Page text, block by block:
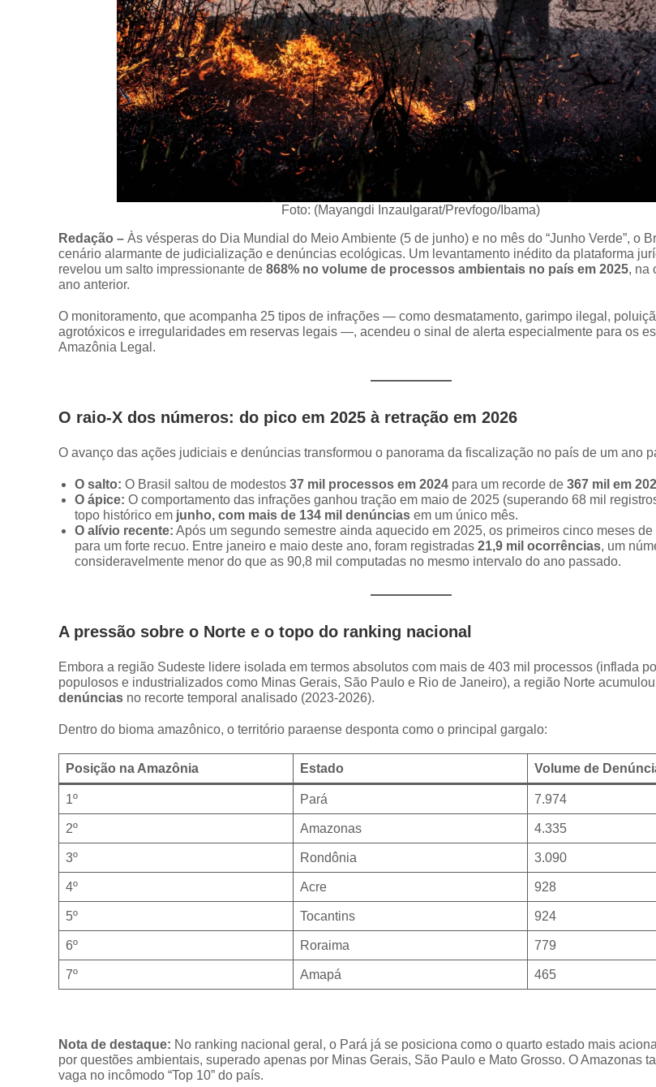
Foto: (Mayangdi Inzaulgarat/Prevfogo/Ibama)
Redação – Às vésperas do Dia Mundial do Meio Ambiente (5 de junho) e no mês do “Junho Verde”, o
cenário alarmante de judicialização e denúncias ecológicas. Um levantamento inédito da plataforma
revelou um salto impressionante de 868% no volume de processos ambientais no país em 2025, na
ano anterior.
O monitoramento, que acompanha 25 tipos de infrações — como desmatamento, garimpo ilegal,
agrotóxicos e irregularidades em reservas legais —, acendeu o sinal de alerta especialmente para os
Amazônia Legal.
O raio-X dos números: do pico em 2025 à retração em 2026
O avanço das ações judiciais e denúncias transformou o panorama da fiscalização no país de um ano
O salto: O Brasil saltou de modestos 37 mil processos em 2024 para um recorde de 367 mil em
O ápice: O comportamento das infrações ganhou tração em maio de 2025 (superando 68 mil
topo histórico em junho, com mais de 134 mil denúncias em um único mês.
O alívio recente: Após um segundo semestre ainda aquecido em 2025, os primeiros cinco meses
para um forte recuo. Entre janeiro e maio deste ano, foram registradas 21,9 mil ocorrências, um
consideravelmente menor do que as 90,8 mil computadas no mesmo intervalo do ano passado.
A pressão sobre o Norte e o topo do ranking nacional
Embora a região Sudeste lidere isolada em termos absolutos com mais de 403 mil processos (inflada
populosos e industrializados como Minas Gerais, São Paulo e Rio de Janeiro), a região Norte acumulou
denúncias no recorte temporal analisado (2023-2026).
Dentro do bioma amazônico, o território paraense desponta como o principal gargalo:
Posição na Amazônia Estado Volume de
1º Pará 7.974
2º Amazonas 4.335
3º Rondônia 3.090
4º Acre 928
5º Tocantins 924
6º Roraima 779
7º Amapá 465
Nota de destaque: No ranking nacional geral, o Pará já se posiciona como o quarto estado mais
por questões ambientais, superado apenas por Minas Gerais, São Paulo e Mato Grosso. O Amazonas
vaga no incômodo “Top 10” do país.